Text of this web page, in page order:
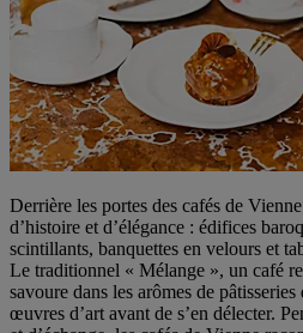
Derrière les portes des cafés de
d’histoire et d’élégance : édifices
scintillants, banquettes en velours et
Le traditionnel « Mélange », un café
savoure dans les arômes de
œuvres d’art avant de s’en délecter.